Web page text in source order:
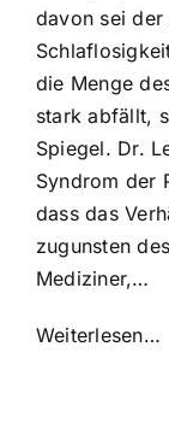
davon sei der
die Menge
stark abfällt,
Spiegel. Dr.
Syndrom der
dass das
zugunsten
Mediziner,…
Weiterlesen…